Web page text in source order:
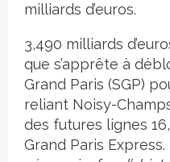
milliards d’euros.
3,490 milliards
que s’apprête à
Grand Paris (SGP)
reliant Noisy-
des futures lignes
Grand Paris Express.